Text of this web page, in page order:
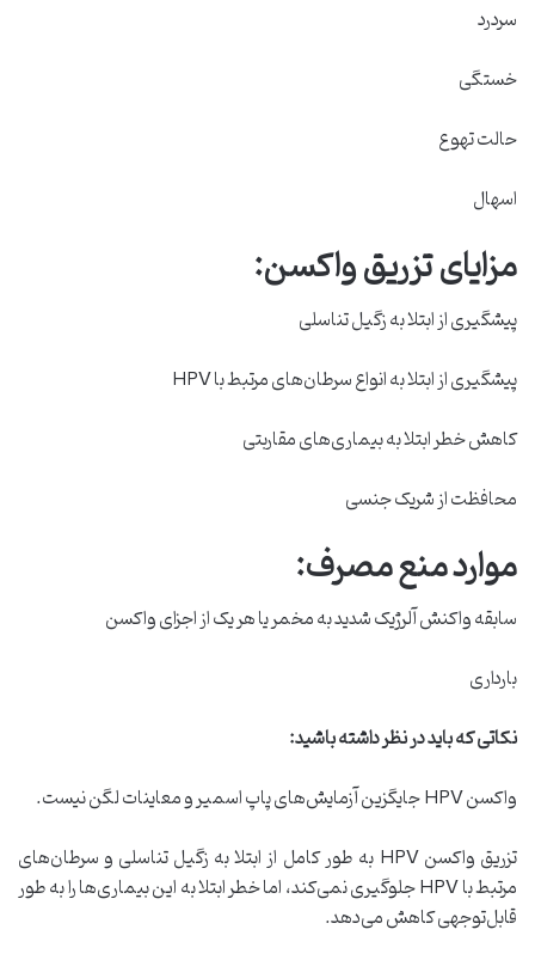
سردرد
خستگی
حالت تهوع
اسهال
مزایای تزریق واکسن:
پیشگیری از ابتلا به زگیل تناسلی
پیشگیری از ابتلا به انواع سرطان‌های مرتبط با HPV
کاهش خطر ابتلا به بیماری‌های مقاربتی
محافظت از شریک جنسی
موارد منع مصرف:
سابقه واکنش آلرژیک شدید به مخمر یا هر یک از اجزای واکسن
بارداری
نکاتی که باید در نظر داشته باشید:
واکسن HPV جایگزین آزمایش‌های پاپ اسمیر و معاینات لگن نیست.
تزریق واکسن HPV به طور کامل از ابتلا به زگیل تناسلی و سرطان‌های
مرتبط با HPV جلوگیری نمی‌کند، اما خطر ابتلا به این بیماری‌ها را به طور
قابل‌توجهی کاهش می‌دهد.